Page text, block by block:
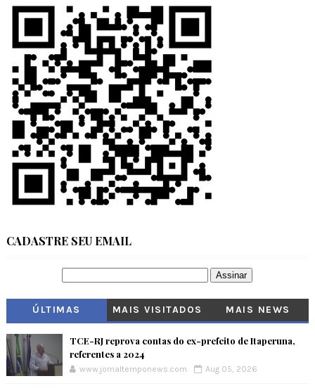
CADASTRE SEU EMAIL
ÚLTIMAS MAIS VISITADOS MAIS NEWS
TCE-RJ reprova contas do ex-prefeito de Itaperuna,
referentes a 2024
www.jornaltemponews.com Aug 05, 2026